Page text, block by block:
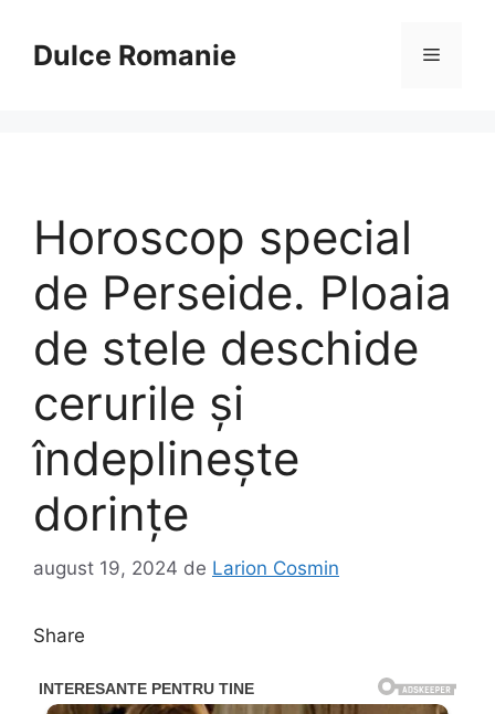
conținutDulce Romanie Meniu
Horoscop special
de Perseide. Ploaia
de stele deschide
cerurile și
îndeplinește
dorințe
august 19, 2024 de Larion Cosmin
Share